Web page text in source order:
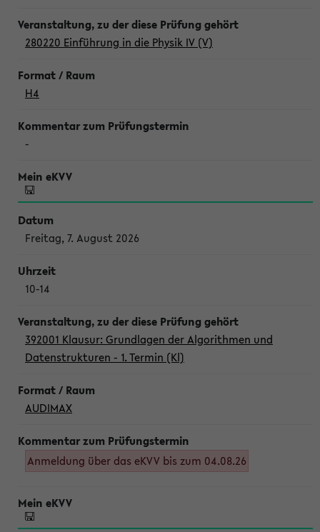
280220 Einführung in die Physik IV (V)
H4
-
Freitag, 7. August 2026
10-14
392001 Klausur: Grundlagen der Algorithmen und
Datenstrukturen - 1. Termin (Kl)
AUDIMAX
Anmeldung über das eKVV bis zum 04.08.26